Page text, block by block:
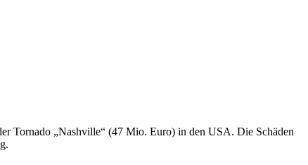
Tornado „Nashville“ (47 Mio. Euro) in den USA. Die Schäden